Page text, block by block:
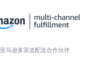
亚马逊多渠道配送合作伙伴